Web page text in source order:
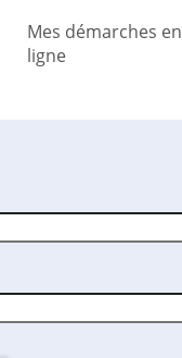
Mes démarches en
ligne